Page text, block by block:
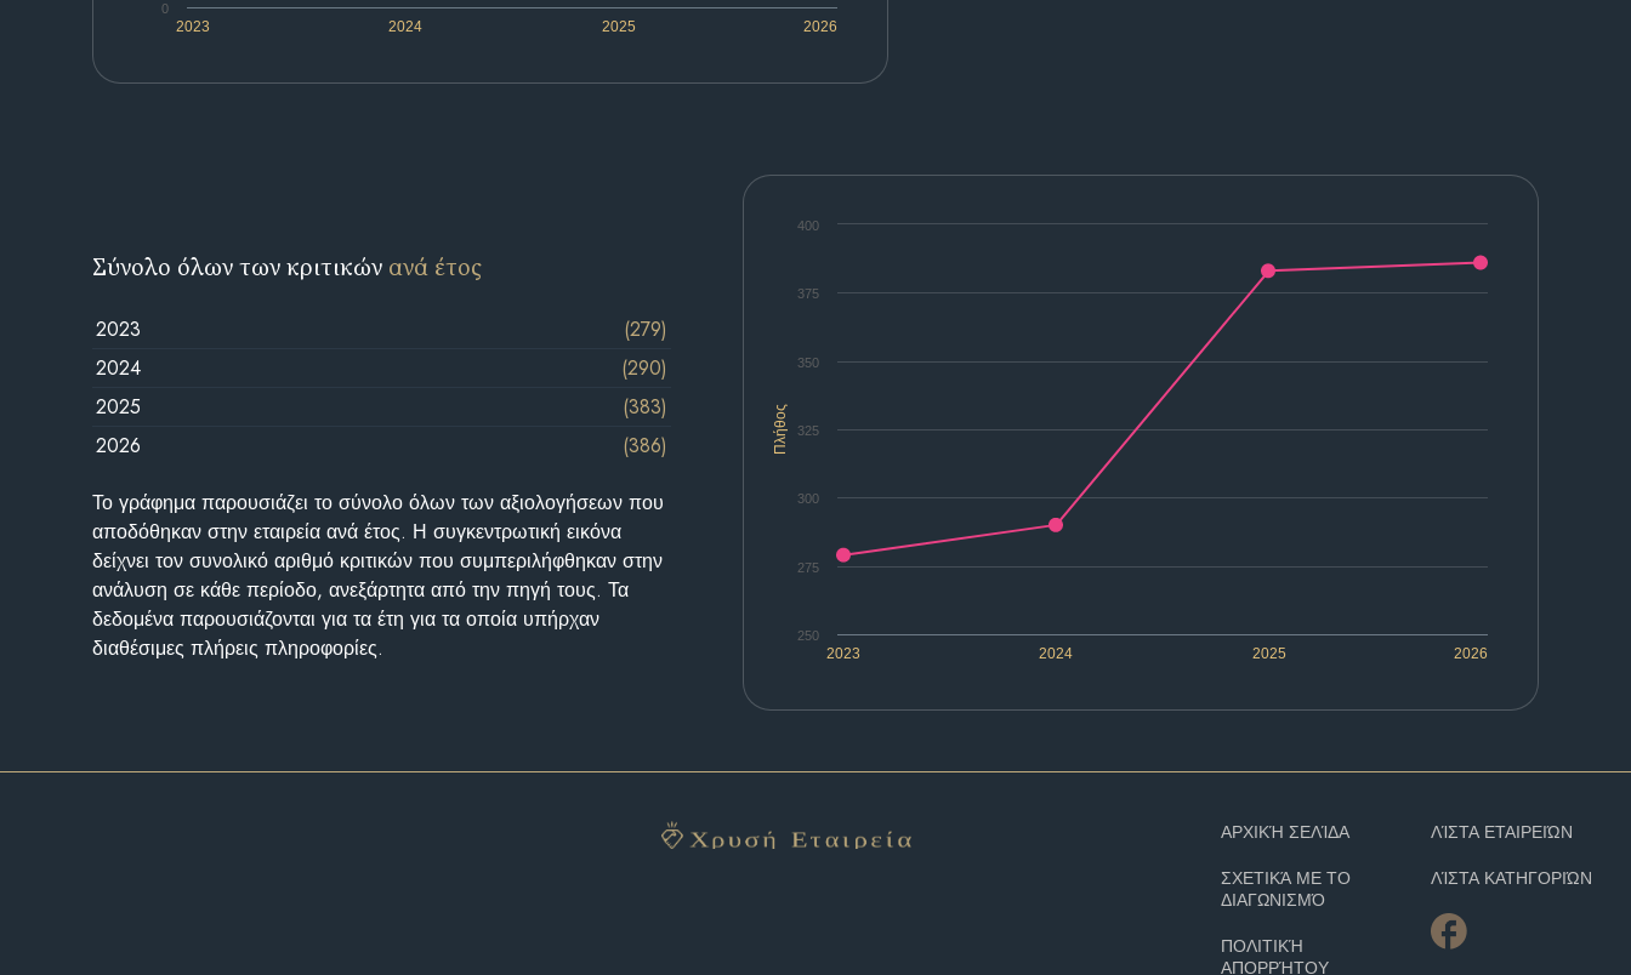
2023 2024 2025 2026
0
Πλήθος
2023 2024 2025 2026
250
275
300
325
350
375
400
Σύνολο όλων των κριτικών ανά έτος
2023
(279)
2024
(290)
2025
(383)
2026
(386)
Το γράφημα παρουσιάζει το σύνολο όλων των αξιολογήσεων που
αποδόθηκαν στην εταιρεία ανά έτος. Η συγκεντρωτική εικόνα
δείχνει τον συνολικό αριθμό κριτικών που συμπεριλήφθηκαν στην
ανάλυση σε κάθε περίοδο, ανεξάρτητα από την πηγή τους. Τα
δεδομένα παρουσιάζονται για τα έτη για τα οποία υπήρχαν
διαθέσιμες πλήρεις πληροφορίες.
ΑΡΧΙΚΉ ΣΕΛΊΔΑ
ΣΧΕΤΙΚΆ ΜΕ ΤΟ
ΔΙΑΓΩΝΙΣΜΌ
ΠΟΛΙΤΙΚΉ
ΑΠΟΡΡΉΤΟΥ
ΛΊΣΤΑ ΕΤΑΙΡΕΙΏΝ
ΛΊΣΤΑ ΚΑΤΗΓΟΡΙΏΝ